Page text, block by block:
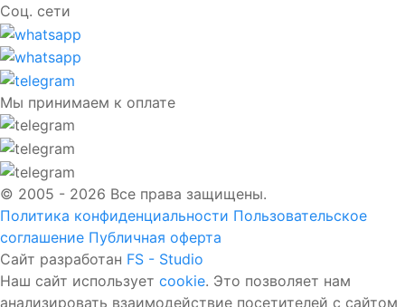
Соц. сети
Мы принимаем к оплате
© 2005 - 2026 Все права защищены.
Политика конфиденциальности Пользовательское
соглашение Публичная оферта
Сайт разработан FS - Studio
Наш сайт использует cookie. Это позволяет нам
анализировать взаимодействие посетителей с сайтом